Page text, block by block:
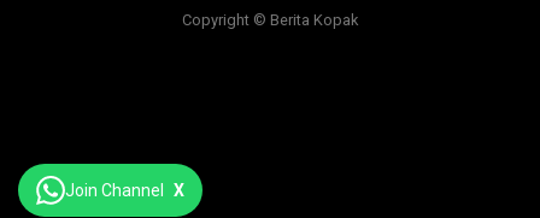
Copyright © Berita Kopak
Join Channel X